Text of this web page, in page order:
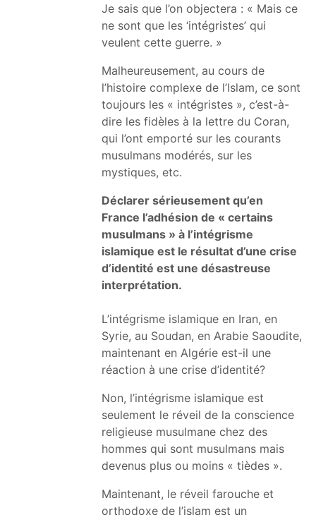
Je sais que l’on objectera : « Mais ce
ne sont que les ‘intégristes’ qui
veulent cette guerre. »
Malheureusement, au cours de
l’histoire complexe de l’Islam, ce sont
toujours les « intégristes », c’est-à-
dire les fidèles à la lettre du Coran,
qui l’ont emporté sur les courants
musulmans modérés, sur les
mystiques, etc.
Déclarer sérieusement qu’en
France l’adhésion de « certains
musulmans » à l’intégrisme
islamique est le résultat d’une crise
d’identité est une désastreuse
interprétation.
L’intégrisme islamique en Iran, en
Syrie, au Soudan, en Arabie Saoudite,
maintenant en Algérie est-il une
réaction à une crise d’identité?
Non, l’intégrisme islamique est
seulement le réveil de la conscience
religieuse musulmane chez des
hommes qui sont musulmans mais
devenus plus ou moins « tièdes ».
Maintenant, le réveil farouche et
orthodoxe de l’islam est un